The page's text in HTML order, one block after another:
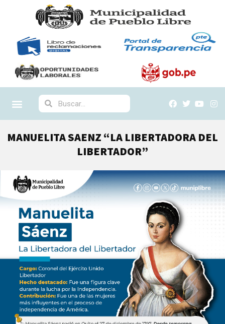
MANUELITA SAENZ “LA LIBERTADORA DEL
LIBERTADOR”